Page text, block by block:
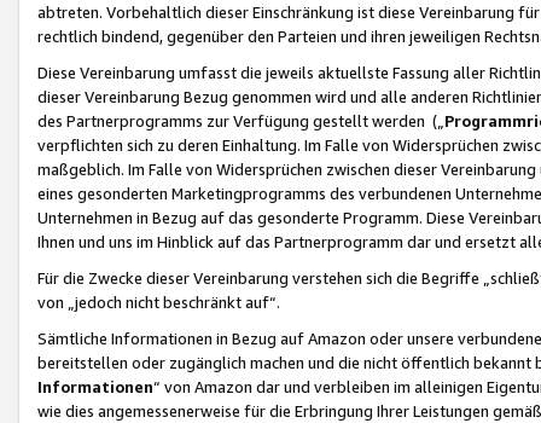
abtreten. Vorbehaltlich dieser Einschränkung ist diese Vereinbarung
rechtlich bindend, gegenüber den Parteien und ihren jeweiligen
Diese Vereinbarung umfasst die jeweils aktuellste Fassung aller
dieser Vereinbarung Bezug genommen wird und alle anderen
des Partnerprogramms zur Verfügung gestellt werden („
verpflichten sich zu deren Einhaltung. Im Falle von Widersprüchen
maßgeblich. Im Falle von Widersprüchen zwischen dieser
eines gesonderten Marketingprogramms des verbundenen
Unternehmen in Bezug auf das gesonderte Programm. Diese
Ihnen und uns im Hinblick auf das Partnerprogramm dar und ersetzt
Für die Zwecke dieser Vereinbarung verstehen sich die Begriffe
von „jedoch nicht beschränkt auf“.
Sämtliche Informationen in Bezug auf Amazon oder unsere
bereitstellen oder zugänglich machen und die nicht öffentlich
Informationen“ von Amazon dar und verbleiben im alleinigen
wie dies angemessenerweise für die Erbringung Ihrer Leistungen